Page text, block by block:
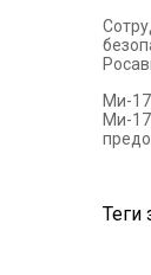
Ми-
Ми-
Теги